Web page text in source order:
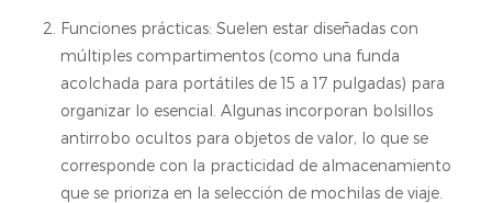
Funciones prácticas: Suelen estar diseñadas con
múltiples compartimentos (como una funda
acolchada para portátiles de 15 a 17 pulgadas) para
organizar lo esencial. Algunas incorporan bolsillos
antirrobo ocultos para objetos de valor, lo que se
corresponde con la practicidad de almacenamiento
que se prioriza en la selección de mochilas de viaje.